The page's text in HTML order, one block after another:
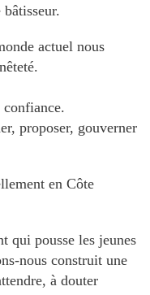
actuel nous
confiance.
proposer, gouverner
en Côte
qui pousse les jeunes
nous construit une
à douter